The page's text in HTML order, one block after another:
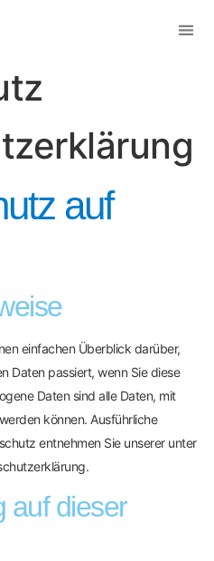
auf
einfachen Überblick darüber,
Daten passiert, wenn Sie diese
Daten sind alle Daten, mit
können. Ausführliche
entnehmen Sie unserer unter
auf dieser